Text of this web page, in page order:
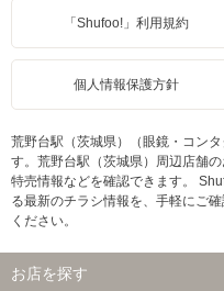
「Shufoo!」利用規約
個人情報保護方針
荒野台駅（茨城県）（眼鏡・コン
す。荒野台駅（茨城県）周辺店舗
特売情報などを確認できます。
る最新のチラシ情報を、手軽にご
ください。
お店を探す